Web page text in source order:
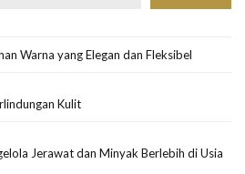
Warna yang Elegan dan Fleksibel
Kulit
Jerawat dan Minyak Berlebih di Usia